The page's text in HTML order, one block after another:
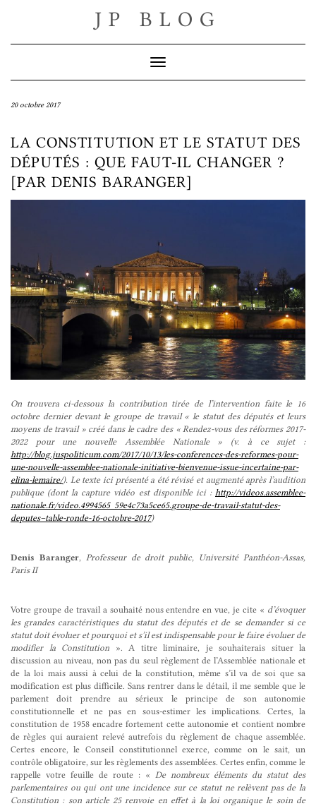
JP BLOG
Toggle Navigation
20 octobre 2017
LA CONSTITUTION ET LE STATUT DES
DÉPUTÉS : QUE FAUT-IL CHANGER ?
[PAR DENIS BARANGER]
On trouvera ci-dessous la contribution tirée de l’intervention faite le 16
octobre dernier devant le groupe de travail « le statut des députés et leurs
moyens de travail » créé dans le cadre des « Rendez-vous des réformes 2017-
2022 pour une nouvelle Assemblée Nationale » (v. à ce sujet :
http://blog.juspoliticum.com/2017/10/13/les-conferences-des-reformes-pour-
une-nouvelle-assemblee-nationale-initiative-bienvenue-issue-incertaine-par-
elina-lemaire/). Le texte ici présenté a été révisé et augmenté après l’audition
publique (dont la capture vidéo est disponible ici : http://videos.assemblee-
nationale.fr/video.4994565_59e4c73a5ce65.groupe-de-travail-statut-des-
deputes–table-ronde-16-octobre-2017)
Denis Baranger, Professeur de droit public, Université Panthéon-Assas,
Paris II
Votre groupe de travail a souhaité nous entendre en vue, je cite « d’évoquer
les grandes caractéristiques du statut des députés et de se demander si ce
statut doit évoluer et pourquoi et s’il est indispensable pour le faire évoluer de
modifier la Constitution ». A titre liminaire, je souhaiterais situer la
discussion au niveau, non pas du seul règlement de l’Assemblée nationale et
de la loi mais aussi à celui de la constitution, même s’il va de soi que sa
modification est plus difficile. Sans rentrer dans le détail, il me semble que le
parlement doit prendre au sérieux le principe de son autonomie
constitutionnelle et ne pas en sous-estimer les implications. Certes, la
constitution de 1958 encadre fortement cette autonomie et contient nombre
de règles qui auraient relevé autrefois du règlement de chaque assemblée.
Certes encore, le Conseil constitutionnel exerce, comme on le sait, un
contrôle obligatoire, sur les règlements des assemblées. Certes enfin, comme le
rappelle votre feuille de route : « De nombreux éléments du statut des
parlementaires ou qui ont une incidence sur ce statut ne relèvent pas de la
Constitution : son article 25 renvoie en effet à la loi organique le soin de